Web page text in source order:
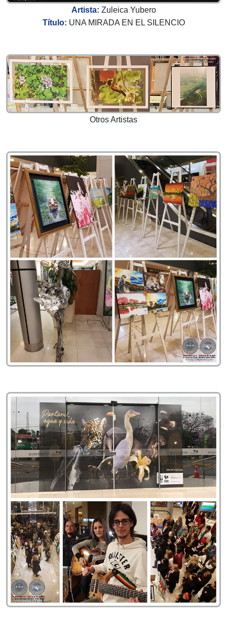
Artista: Zuleica Yubero
Título: UNA MIRADA EN EL SILENCIO
Otros Artistas